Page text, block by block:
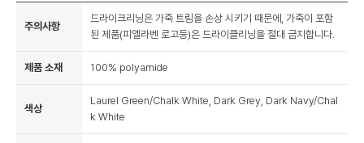
주의사항
드라이크리닝은 가죽 트림을 손상 시키기 때문에, 가죽이 포함
된 제품(피엘라벤 로고등)은 드라이클리닝을 절대 금지합니다.
제품 소재 100% polyamide
색상
Laurel Green/Chalk White, Dark Grey, Dark Navy/Chal
k White